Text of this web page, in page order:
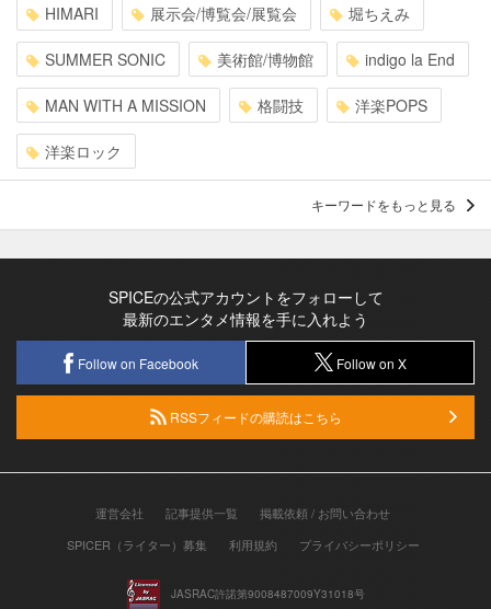
HIMARI 展示会/博覧会/展覧会 堀ちえみ
SUMMER SONIC 美術館/博物館 indigo la End
MAN WITH A MISSION 格闘技 洋楽POPS
洋楽ロック
キーワードをもっと見る
SPICEの公式アカウントをフォローして
最新のエンタメ情報を手に入れよう
Follow on Facebook Follow on X
RSSフィードの購読はこちら
運営会社 記事提供一覧
掲載依頼 / お問い合わせ
SPICER（ライター）募集
利用規約 プライバシーポリシー
JASRAC許諾第9008487009Y31018号